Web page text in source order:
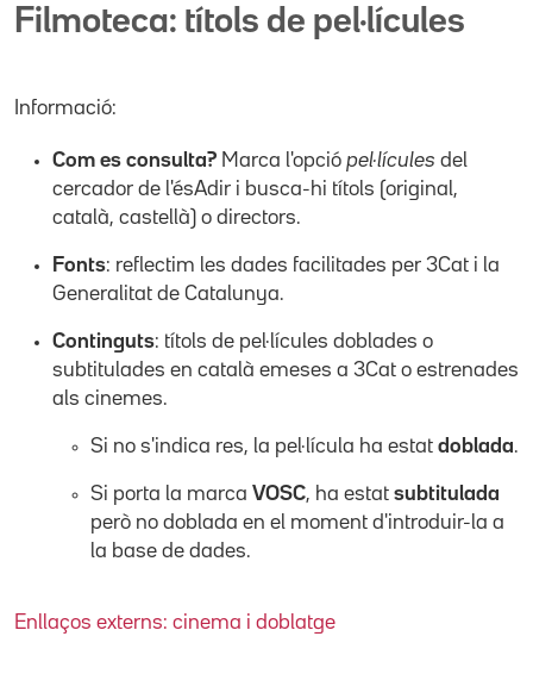
Filmoteca: títols de pel·lícules
Informació:
Com es consulta? Marca l'opció pel·lícules del
cercador de l'ésAdir i busca-hi títols (original,
català, castellà) o directors.
Fonts: reflectim les dades facilitades per 3Cat i la
Generalitat de Catalunya.
Continguts: títols de pel·lícules doblades o
subtitulades en català emeses a 3Cat o estrenades
als cinemes.
Si no s'indica res, la pel·lícula ha estat doblada.
Si porta la marca VOSC, ha estat subtitulada
però no doblada en el moment d'introduir-la a
la base de dades.
Enllaços externs: cinema i doblatge